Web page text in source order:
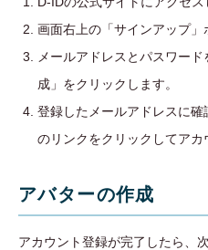
画面右上の「サインアップ」
メールアドレスとパスワー
成」をクリックします。
登録したメールアドレスに
のリンクをクリックしてアカ
アバターの作成
アカウント登録が完了したら、